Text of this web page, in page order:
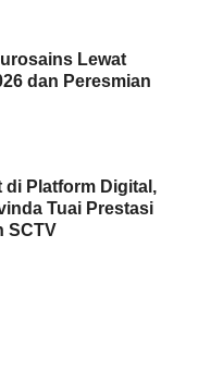
Lewat
dan Peresmian
di Platform Digital,
Tuai Prestasi
SCTV